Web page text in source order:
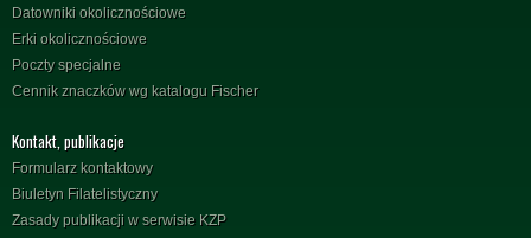
Datowniki okolicznościowe
Erki okolicznościowe
Poczty specjalne
Cennik znaczków wg katalogu Fischer
Kontakt, publikacje
Formularz kontaktowy
Biuletyn Filatelistyczny
Zasady publikacji w serwisie KZP